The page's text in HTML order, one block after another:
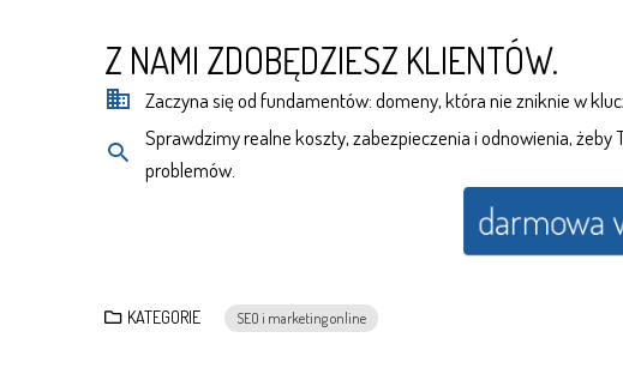
Z NAMI ZDOBĘDZIESZ KLIENTÓW.
Zaczyna się od fundamentów: domeny, która nie zniknie w
Sprawdzimy realne koszty, zabezpieczenia i odnowienia,
problemów.
darmowa
KATEGORIE SEO i marketing online